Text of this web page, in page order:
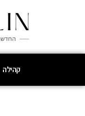
קהילה